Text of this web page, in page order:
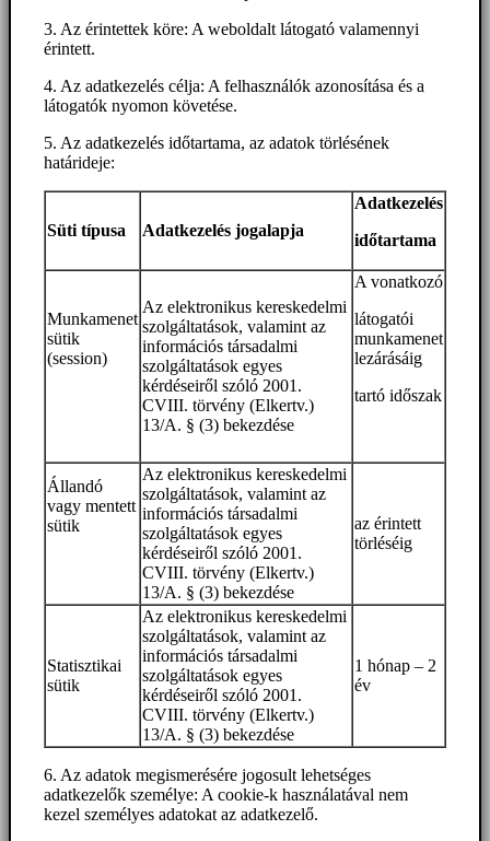
3. Az érintettek köre: A weboldalt látogató valamennyi
érintett.
4. Az adatkezelés célja: A felhasználók azonosítása és a
látogatók nyomon követése.
5. Az adatkezelés időtartama, az adatok törlésének
határideje:
Süti típusa Adatkezelés jogalapja
Adatkezelés
időtartama
Munkamenet
sütik
(session)
Az elektronikus kereskedelmi
szolgáltatások, valamint az
információs társadalmi
szolgáltatások egyes
kérdéseiről szóló 2001.
CVIII. törvény (Elkertv.)
13/A. § (3) bekezdése
A vonatkozó
látogatói
munkamenet
lezárásáig
tartó időszak
Állandó
vagy mentett
sütik
Az elektronikus kereskedelmi
szolgáltatások, valamint az
információs társadalmi
szolgáltatások egyes
kérdéseiről szóló 2001.
CVIII. törvény (Elkertv.)
13/A. § (3) bekezdése
az érintett
törléséig
Statisztikai
sütik
Az elektronikus kereskedelmi
szolgáltatások, valamint az
információs társadalmi
szolgáltatások egyes
kérdéseiről szóló 2001.
CVIII. törvény (Elkertv.)
13/A. § (3) bekezdése
1 hónap – 2
év
6. Az adatok megismerésére jogosult lehetséges
adatkezelők személye: A cookie-k használatával nem
kezel személyes adatokat az adatkezelő.